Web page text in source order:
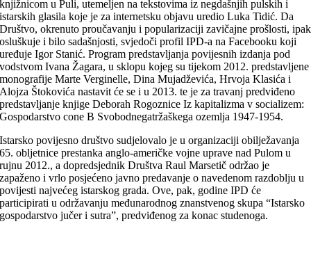
knjižnicom u Puli, utemeljen na tekstovima iz negdašnjih pulskih i
istarskih glasila koje je za internetsku objavu uredio Luka Tidić. Da
Društvo, okrenuto proučavanju i popularizaciji zavičajne prošlosti, ipak
osluškuje i bilo sadašnjosti, svjedoči profil IPD-a na Facebooku koji
uređuje Igor Stanić. Program predstavljanja povijesnih izdanja pod
vodstvom Ivana Žagara, u sklopu kojeg su tijekom 2012. predstavljene
monografije Marte Verginelle, Dina Mujadževića, Hrvoja Klasića i
Alojza Štokovića nastavit će se i u 2013. te je za travanj predviđeno
predstavljanje knjige Deborah Rogoznice Iz kapitalizma v socializem:
Gospodarstvo cone B Svobodnegatržaškega ozemlja 1947-1954.
Istarsko povijesno društvo sudjelovalo je u organizaciji obilježavanja
65. obljetnice prestanka anglo-američke vojne uprave nad Pulom u
rujnu 2012., a dopredsjednik Društva Raul Marsetič održao je
zapaženo i vrlo posjećeno javno predavanje o navedenom razdoblju u
povijesti najvećeg istarskog grada. Ove, pak, godine IPD će
participirati u održavanju međunarodnog znanstvenog skupa “Istarsko
gospodarstvo jučer i sutra”, predviđenog za konac studenoga.